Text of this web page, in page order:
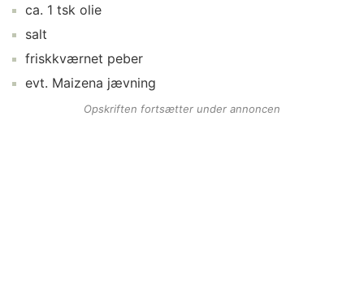
ca. 1 tsk olie
salt
friskkværnet peber
evt. Maizena jævning
Opskriften fortsætter under annoncen